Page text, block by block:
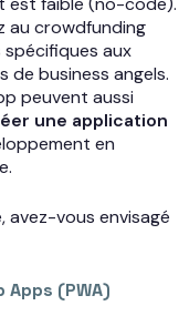
au crowdfunding
aux
de business angels.
peuvent aussi
une application
en
avez-vous envisagé
(PWA)